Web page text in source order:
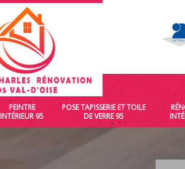
PEINTRE
INTÉRIEUR 95
POSE TAPISSERIE ET TOILE
DE VERRE 95